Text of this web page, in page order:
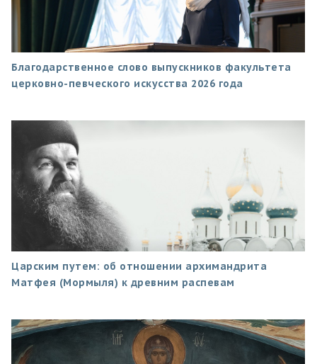
Благодарственное слово выпускников факультета
церковно-певческого искусства 2026 года
Царским путем: об отношении архимандрита
Матфея (Мормыля) к древним распевам